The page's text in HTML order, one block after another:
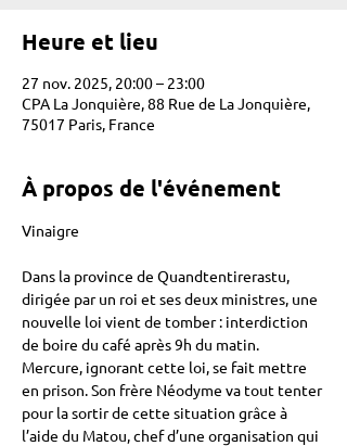
Heure et lieu
27 nov. 2025, 20:00 – 23:00
CPA La Jonquière, 88 Rue de La Jonquière,
75017 Paris, France
À propos de l'événement
Vinaigre
Dans la province de Quandtentirerastu,
dirigée par un roi et ses deux ministres, une
nouvelle loi vient de tomber : interdiction
de boire du café après 9h du matin.
Mercure, ignorant cette loi, se fait mettre
en prison. Son frère Néodyme va tout tenter
pour la sortir de cette situation grâce à
l’aide du Matou, chef d’une organisation qui